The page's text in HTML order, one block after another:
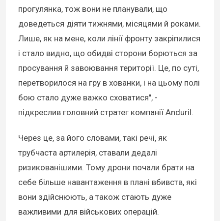
прогулянка, тож вони не планували, що
доведеться діяти тижнями, місяцями й роками.
Лише, як на мене, коли лінії фронту закріпилися
і стало видно, що обидві сторони борються за
просування й завоювання території. Це, по суті,
перетворилося на гру в хованки, і на цьому полі
бою стало дуже важко сховатися", -
підкреслив головний стратег компанії Anduril.
Через це, за його словами, такі речі, як
трубчаста артилерія, ставали дедалі
ризикованішими. Тому дрони почали брати на
себе більше навантаження в плані вбивств, які
вони здійснюють, а також стають дуже
важливими для військових операцій.